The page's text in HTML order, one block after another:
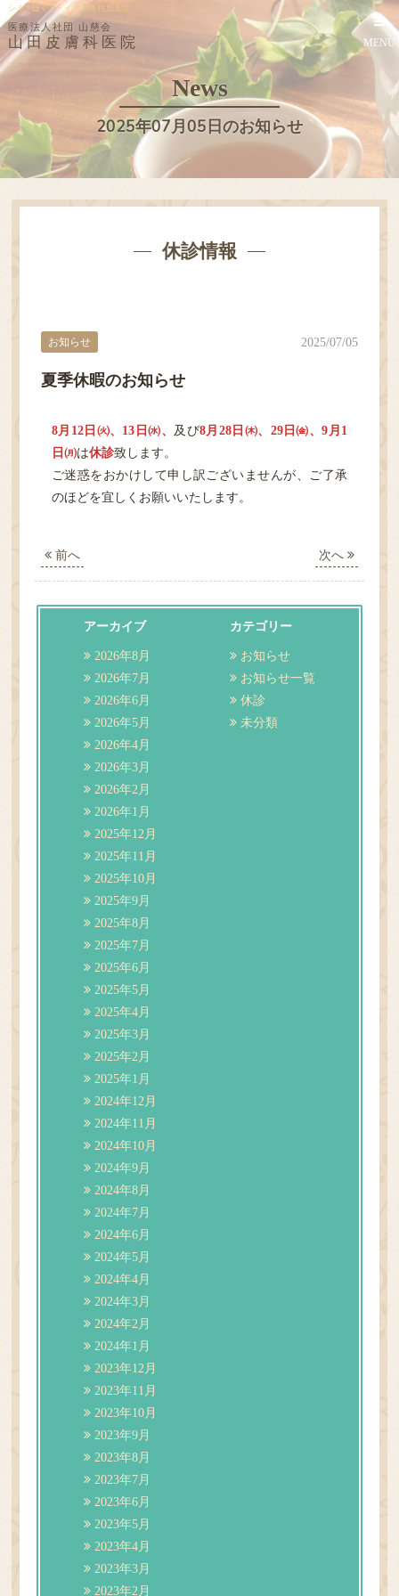
シミ・ほくろ・イボ治療 性感染症
医療法人社団 山慈会
山田皮膚科医院 MENU
News
2025年07月05日のお知らせ
休診情報
夏季休暇のお知らせ
お知らせ 2025/07/05
8月12日㈫、13日㈬、 及び8月28日㈭、29日㈮、9月1
日㈪は休診致します。
ご迷惑をおかけして申し訳ございませんが、ご了承
のほどを宜しくお願いいたします。
前へ 次へ
アーカイブ
2026年8月
2026年7月
2026年6月
2026年5月
2026年4月
2026年3月
2026年2月
2026年1月
2025年12月
2025年11月
2025年10月
2025年9月
2025年8月
2025年7月
2025年6月
2025年5月
2025年4月
2025年3月
2025年2月
2025年1月
2024年12月
2024年11月
2024年10月
2024年9月
2024年8月
2024年7月
2024年6月
2024年5月
2024年4月
2024年3月
2024年2月
2024年1月
2023年12月
2023年11月
2023年10月
2023年9月
2023年8月
2023年7月
2023年6月
2023年5月
2023年4月
2023年3月
2023年2月
カテゴリー
お知らせ
お知らせ一覧
休診
未分類
診療案内
アクセス・担当医表
ご予約／順番どり